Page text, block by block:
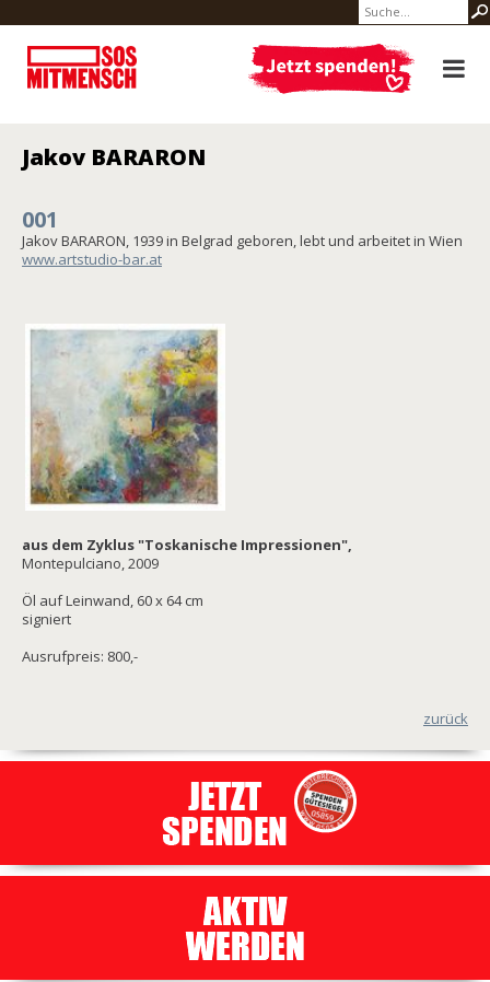
Jakov BARARON
001
Jakov BARARON, 1939 in Belgrad geboren, lebt und arbeitet in Wien
www.artstudio-bar.at
aus dem Zyklus "Toskanische Impressionen",
Montepulciano, 2009
Öl auf Leinwand, 60 x 64 cm
signiert
Ausrufpreis: 800,-
zurück